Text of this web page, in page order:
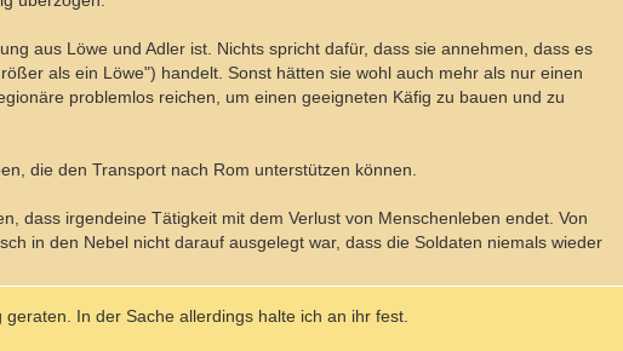
aus Löwe und Adler ist. Nichts spricht dafür, dass sie annehmen, dass es
als ein Löwe") handelt. Sonst hätten sie wohl auch mehr als nur einen
problemlos reichen, um einen geeigneten Käfig zu bauen und zu
die den Transport nach Rom unterstützen können.
dass irgendeine Tätigkeit mit dem Verlust von Menschenleben endet. Von
in den Nebel nicht darauf ausgelegt war, dass die Soldaten niemals wieder
In der Sache allerdings halte ich an ihr fest.